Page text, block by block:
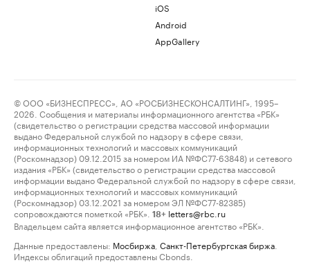
iOS
Android
AppGallery
© ООО «БИЗНЕСПРЕСС», АО «РОСБИЗНЕСКОНСАЛТИНГ», 1995–
2026. Сообщения и материалы информационного агентства «РБК»
(свидетельство о регистрации средства массовой информации
выдано Федеральной службой по надзору в сфере связи,
информационных технологий и массовых коммуникаций
(Роскомнадзор) 09.12.2015 за номером ИА №ФС77-63848) и сетевого
издания «РБК» (свидетельство о регистрации средства массовой
информации выдано Федеральной службой по надзору в сфере связи,
информационных технологий и массовых коммуникаций
(Роскомнадзор) 03.12.2021 за номером ЭЛ №ФС77-82385)
сопровождаются пометкой «РБК».
18+ letters@rbc.ru
Владельцем сайта является информационное агентство «РБК».
Данные предоставлены: Мосбиржа Санкт-Петербургская биржа
Индексы облигаций предоставлены Cbonds.